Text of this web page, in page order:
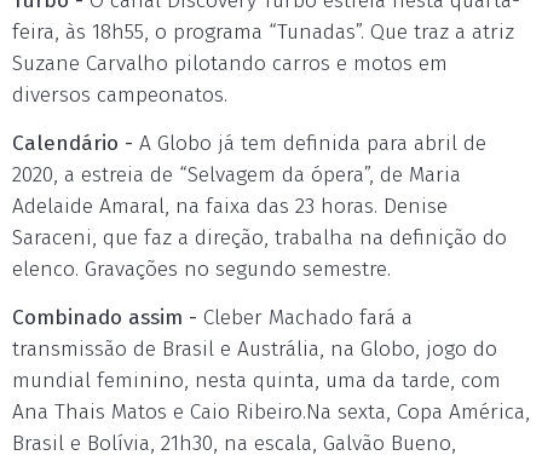
feira, às 18h55, o programa “Tunadas”. Que traz a atriz
Suzane Carvalho pilotando carros e motos em
diversos campeonatos.
Calendário - A Globo já tem definida para abril de
2020, a estreia de “Selvagem da ópera”, de Maria
Adelaide Amaral, na faixa das 23 horas. Denise
Saraceni, que faz a direção, trabalha na definição do
elenco. Gravações no segundo semestre.
Combinado assim - Cleber Machado fará a
transmissão de Brasil e Austrália, na Globo, jogo do
mundial feminino, nesta quinta, uma da tarde, com
Ana Thais Matos e Caio Ribeiro.Na sexta, Copa América,
Brasil e Bolívia, 21h30, na escala, Galvão Bueno,